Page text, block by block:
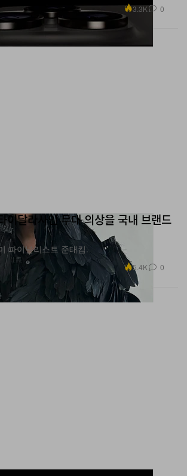
3.3K 0
이달라사인 무대 의상을 국내 브랜드
파이널리스트 준태킴.
5.4K 0